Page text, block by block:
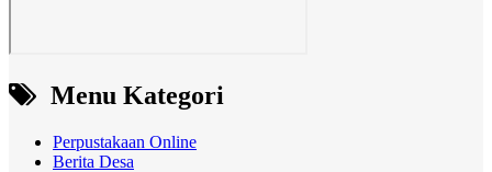
Menu Kategori
Perpustakaan Online
Berita Desa